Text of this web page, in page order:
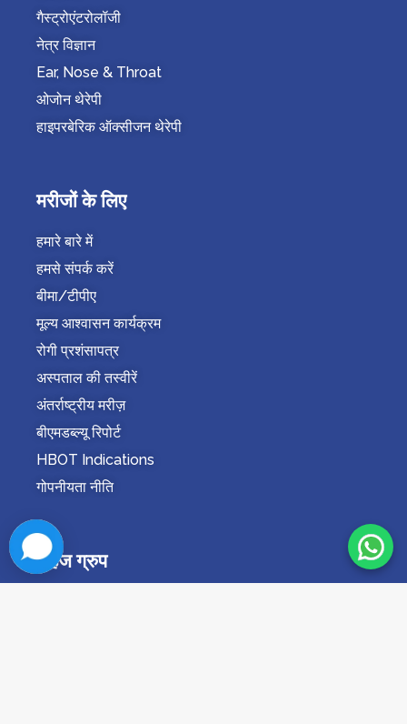
गैस्ट्रोएंटरोलॉजी
नेत्र विज्ञान
Ear, Nose & Throat
ओजोन थेरेपी
हाइपरबेरिक ऑक्सीजन थेरेपी
मरीजों के लिए
हमारे बारे में
हमसे संपर्क करें
बीमा/टीपीए
मूल्य आश्वासन कार्यक्रम
रोगी प्रशंसापत्र
अस्पताल की तस्वीरें
अंतर्राष्ट्रीय मरीज़
बीएमडब्ल्यू रिपोर्ट
HBOT Indications
गोपनीयता नीति
सहज ग्रुप